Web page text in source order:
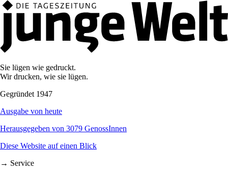
Sie lügen wie gedruckt.
Wir drucken, wie sie lügen.
Gegründet 1947
Ausgabe von heute
Herausgegeben von 3079 GenossInnen
Diese Website auf einen Blick
→ Service